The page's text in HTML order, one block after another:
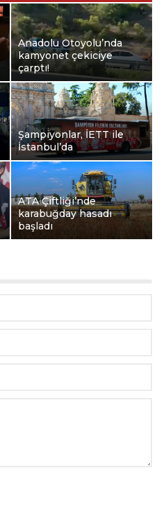
Anadolu Otoyolu’nda
kamyonet çekiciye
çarptı!
Şampiyonlar, İETT ile
İstanbul’da
ATA Çiftliği’nde
karabuğday hasadı
başladı